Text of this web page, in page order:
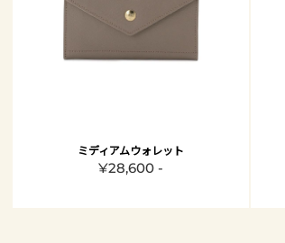
ミディアムウォレット
¥28,600 -